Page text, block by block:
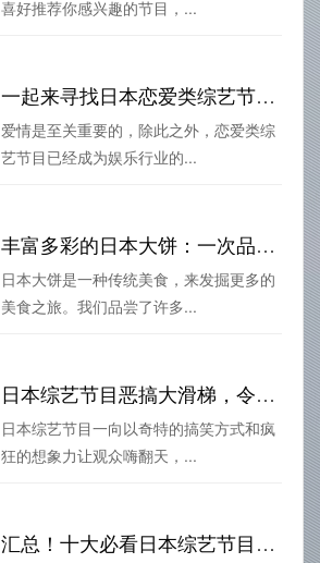
喜好推荐你感兴趣的节目，...
一起来寻找日本恋爱类综艺节目叫什么！必看的爱情真相
爱情是至关重要的，除此之外，恋爱类综
艺节目已经成为娱乐行业的...
丰富多彩的日本大饼：一次品尝各地美食的综艺之旅
日本大饼是一种传统美食，来发掘更多的
美食之旅。我们品尝了许多...
日本综艺节目恶搞大滑梯，令人嗨翻天的擂台竞技
日本综艺节目一向以奇特的搞笑方式和疯
狂的想象力让观众嗨翻天，...
汇总！十大必看日本综艺节目老牌主持人精彩表现